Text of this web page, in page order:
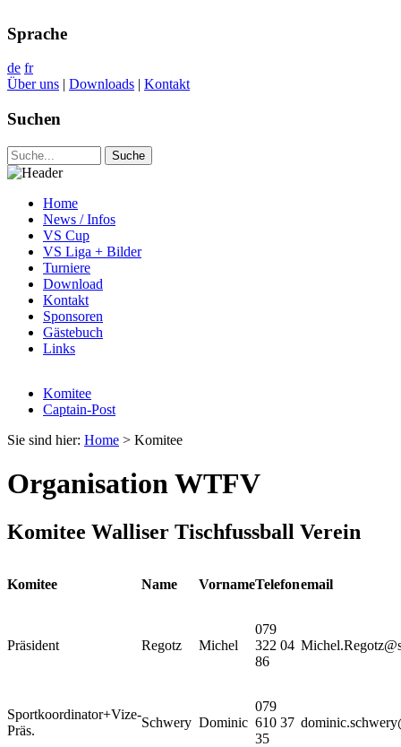
Sprache
de fr
Über uns | Downloads | Kontakt
Suchen
Home
News / Infos
VS Cup
VS Liga + Bilder
Turniere
Download
Kontakt
Sponsoren
Gästebuch
Links
Komitee
Captain-Post
Sie sind hier: Home > Komitee
Organisation WTFV
Komitee Walliser Tischfussball Verein
Komitee Name VornameTelefonemail
Präsident Regotz Michel
079
322 04
86
Sportkoordinator+Vize-
Präs.
Schwery Dominic
079
610 37
35